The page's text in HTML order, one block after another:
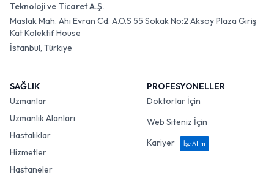
Teknoloji ve Ticaret A.Ş.
Maslak Mah. Ahi Evran Cd. A.O.S 55 Sokak No:2 Aksoy Plaza Giriş
Kat Kolektif House
İstanbul, Türkiye
SAĞLIK
Uzmanlar
Uzmanlık Alanları
Hastalıklar
Hizmetler
Hastaneler
PROFESYONELLER
Doktorlar İçin
Web Siteniz İçin
Kariyer
İşe Alım